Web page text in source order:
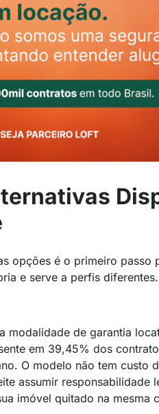
opções é o primeiro passo
e serve a perfis diferentes.
modalidade de garantia
em 39,45% dos
O modelo não tem custo
assumir
imóvel quitado na mesma